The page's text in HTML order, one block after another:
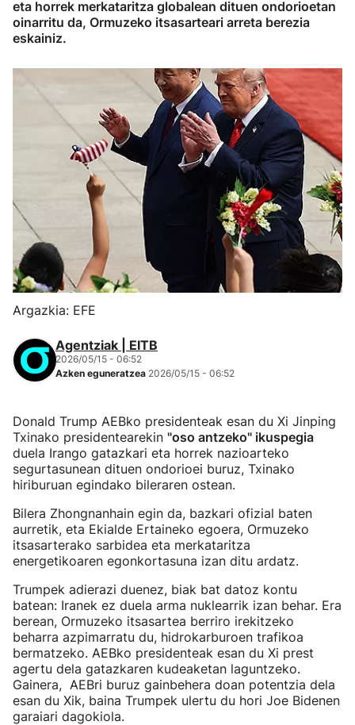
eta horrek merkataritza globalean dituen ondorioetan
oinarritu da, Ormuzeko itsasarteari arreta berezia
eskainiz.
Argazkia: EFE
Agentziak | EITB
2026/05/15 - 06:52
Azken eguneratzea 2026/05/15 - 06:52
Donald Trump AEBko presidenteak esan du Xi Jinping
Txinako presidentearekin "oso antzeko" ikuspegia
duela Irango gatazkari eta horrek nazioarteko
segurtasunean dituen ondorioei buruz, Txinako
hiriburuan egindako bileraren ostean.
Bilera Zhongnanhain egin da, bazkari ofizial baten
aurretik, eta Ekialde Ertaineko egoera, Ormuzeko
itsasarterako sarbidea eta merkataritza
energetikoaren egonkortasuna izan ditu ardatz.
Trumpek adierazi duenez, biak bat datoz kontu
batean: Iranek ez duela arma nuklearrik izan behar. Era
berean, Ormuzeko itsasartea berriro irekitzeko
beharra azpimarratu du, hidrokarburoen trafikoa
bermatzeko. AEBko presidenteak esan du Xi prest
agertu dela gatazkaren kudeaketan laguntzeko.
Gainera, AEBri buruz gainbehera doan potentzia dela
esan du Xik, baina Trumpek ulertu du hori Joe Bidenen
garaiari dagokiola.